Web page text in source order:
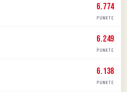
6.774
PUNKTE
6.249
PUNKTE
6.138
PUNKTE